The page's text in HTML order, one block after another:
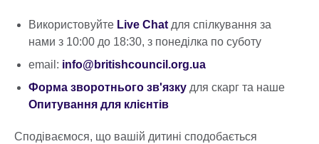
Використовуйте Live Chat для спілкування за
нами з 10:00 до 18:30, з понеділка по суботу
email: info@britishcouncil.org.ua
Форма зворотнього зв'язку для скарг та наше
Опитування для клієнтів
Сподіваємося, що вашій дитині сподобається